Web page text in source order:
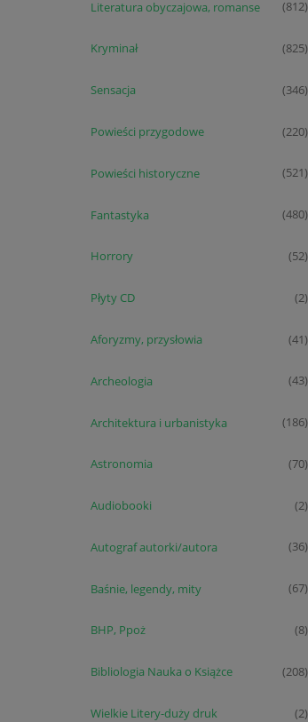
Literatura obyczajowa, romanse (812)
Kryminał (825)
Sensacja (346)
Powieści przygodowe (220)
Powieści historyczne (521)
Fantastyka (480)
Horrory (52)
Płyty CD (2)
Aforyzmy, przysłowia (41)
Archeologia (43)
Architektura i urbanistyka (186)
Astronomia (70)
Audiobooki (2)
Autograf autorki/autora (36)
Baśnie, legendy, mity (67)
BHP, Ppoż (8)
Bibliologia Nauka o Książce (208)
Wielkie Litery-duży druk (2)